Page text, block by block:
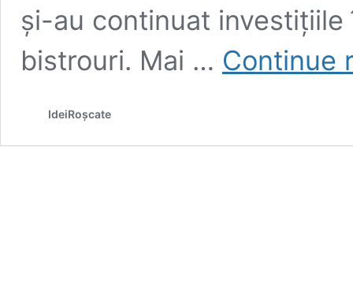
și-au continuat
bistrouri. Mai … Continue
IdeiRoșcate